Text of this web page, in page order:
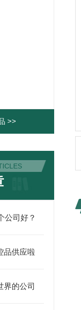
>>
公司好？
品供应啦
界的公司